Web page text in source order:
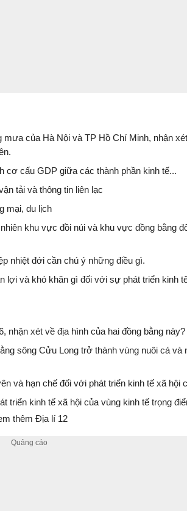
của Hà Nội và TP Hồ Chí Minh, nhận
cơ cấu GDP giữa các thành phần kinh tế...
tải và thông tin liên lạc
mại, du lịch
khu vực đồi núi và khu vực đồng bằng
nhiệt đới cần chú ý những điều gì.
lợi và khó khăn gì đối với sự phát triển kinh
nhận xét về địa hình của hai đồng bằng này?
sông Cửu Long trở thành vùng nuôi cá và
và hạn chế đối với phát triển kinh tế xã hội
triển kinh tế xã hội của vùng kinh tế trọng
thêm Địa lí 12